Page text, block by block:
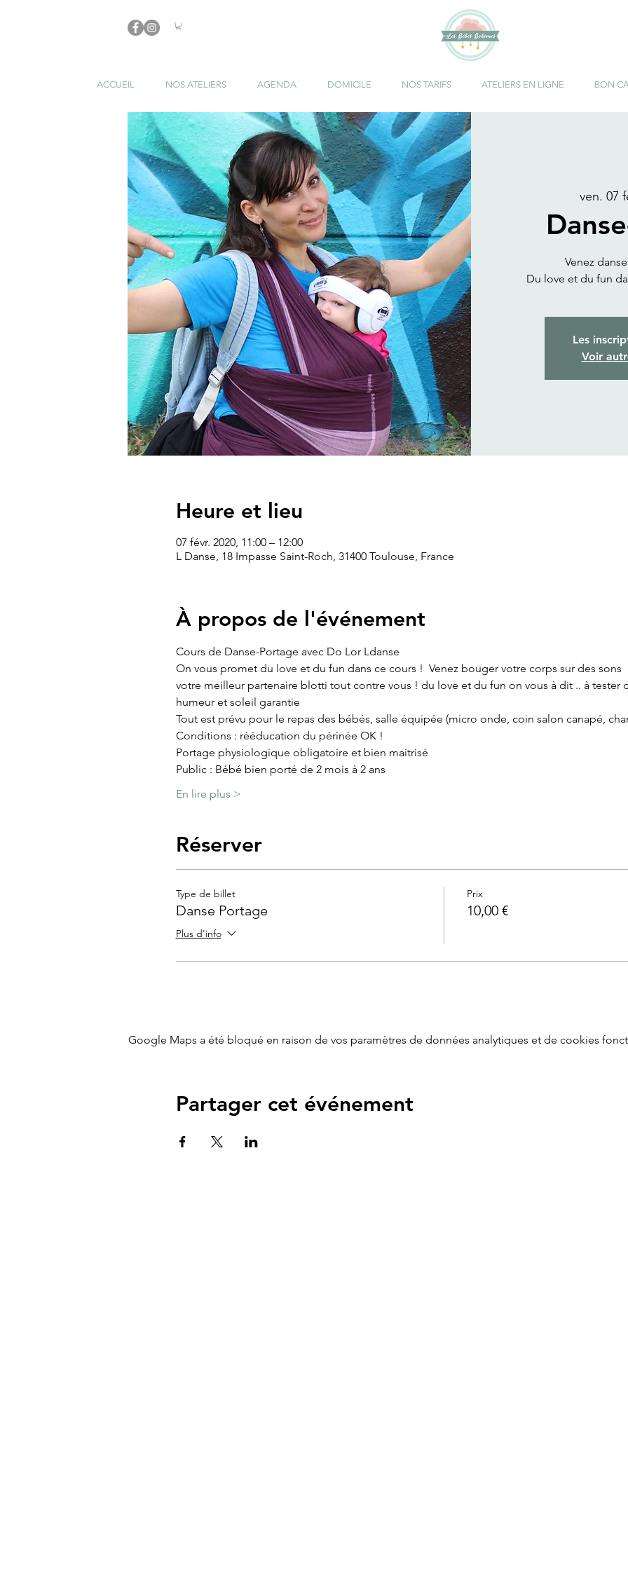
ACCUEIL NOS ATELIERS AGENDA DOMICILE NOS TARIFS ATELIERS EN LIGNE BON
ven. 07
Venez
Du love et du fun
Les
Voir
Heure et lieu
07 févr. 2020, 11:00 – 12:00
L Danse, 18 Impasse Saint-Roch, 31400 Toulouse, France
À propos de l'événement
Cours de Danse-Portage avec Do Lor Ldanse
On vous promet du love et du fun dans ce cours !  Venez bouger votre corps sur des sons
votre meilleur partenaire blotti tout contre vous ! du love et du fun on vous à dit .. à tester
humeur et soleil garantie
Tout est prévu pour le repas des bébés, salle équipée (micro onde, coin salon canapé,
Conditions : rééducation du périnée OK !
Portage physiologique obligatoire et bien maitrisé
Public : Bébé bien porté de 2 mois à 2 ans
En lire plus >
Réserver
Type de billet
Danse Portage
Plus d'info
Prix
10,00 €
Google Maps a été bloqué en raison de vos paramètres de données analytiques et de cookies
Partager cet événement